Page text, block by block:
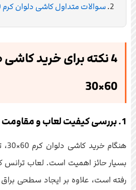
سوالات متداول کاشی دلوان کرم 60×30
4 نکته برای خرید کاشی
60×30
1. بررسی کیفیت لعاب و مقاومت در برابر لکه
بسیار حائز اهمیت است. لعاب ترانس
رفته است، علاوه بر ایجاد سطحی براق